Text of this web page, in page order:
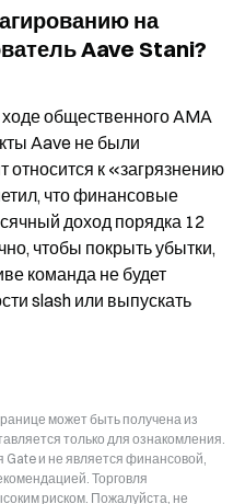
на
Aave Stani?
общественного AMA
Aave не были
к «загрязнению
что финансовые
доход порядка 12
чтобы покрыть убытки,
команда не будет
slash или выпускать
может быть получена из
только для ознакомления.
и не является финансовой,
Торговля
риском. Пожалуйста, не